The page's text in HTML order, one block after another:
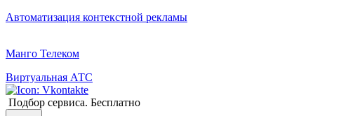
Автоматизация контекстной рекламы
Манго Телеком
Виртуальная АТС
Подбор сервиса. Бесплатно